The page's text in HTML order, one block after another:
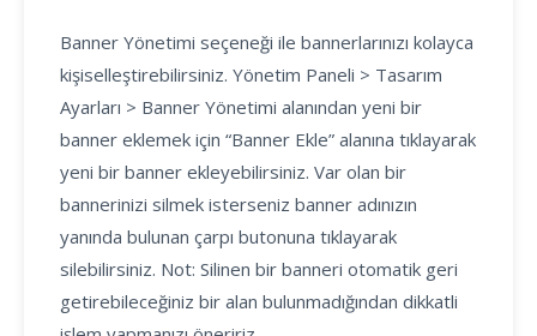
Banner Yönetimi seçeneği ile bannerlarınızı kolayca
kişiselleştirebilirsiniz. Yönetim Paneli > Tasarım
Ayarları > Banner Yönetimi alanından yeni bir
banner eklemek için “Banner Ekle” alanına tıklayarak
yeni bir banner ekleyebilirsiniz. Var olan bir
bannerinizi silmek isterseniz banner adınızın
yanında bulunan çarpı butonuna tıklayarak
silebilirsiniz. Not: Silinen bir banneri otomatik geri
getirebileceğiniz bir alan bulunmadığından dikkatli